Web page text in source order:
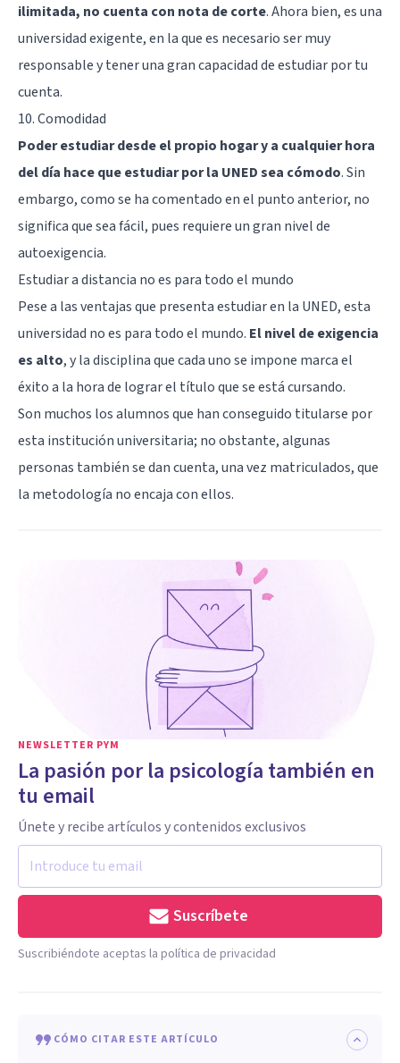
ilimitada, no cuenta con nota de corte. Ahora bien, es una
universidad exigente, en la que es necesario ser muy
responsable y tener una gran capacidad de estudiar por tu
cuenta.
10. Comodidad
Poder estudiar desde el propio hogar y a cualquier hora
del día hace que estudiar por la UNED sea cómodo. Sin
embargo, como se ha comentado en el punto anterior, no
significa que sea fácil, pues requiere un gran nivel de
autoexigencia.
Estudiar a distancia no es para todo el mundo
Pese a las ventajas que presenta estudiar en la UNED, esta
universidad no es para todo el mundo. El nivel de exigencia
es alto, y la disciplina que cada uno se impone marca el
éxito a la hora de lograr el título que se está cursando.
Son muchos los alumnos que han conseguido titularse por
esta institución universitaria; no obstante, algunas
personas también se dan cuenta, una vez matriculados, que
la metodología no encaja con ellos.
NEWSLETTER PYM
La pasión por la psicología también en
tu email
Únete y recibe artículos y contenidos exclusivos
Suscríbete
Suscribiéndote aceptas la política de privacidad
CÓMO CITAR ESTE ARTÍCULO